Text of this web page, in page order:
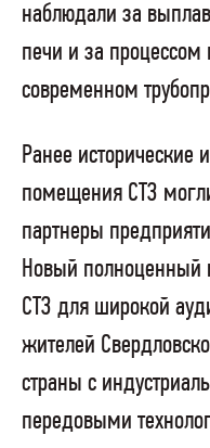
наблюдали за
печи и за процессом
современном
Ранее исторические
помещения СТЗ
партнеры
Новый полноценный
СТЗ для широкой
жителей
страны с
передовыми